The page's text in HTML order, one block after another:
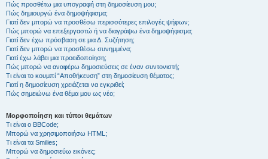
Πώς προσθέτω μια υπογραφή στη δημοσίευση μου;
Πώς δημιουργώ ένα δημοψήφισμα;
Γιατί δεν μπορώ να προσθέσω περισσότερες επιλογές ψήφων;
Πώς μπορώ να επεξεργαστώ ή να διαγράψω ένα δημοψήφισμα;
Γιατί δεν έχω πρόσβαση σε μια Δ. Συζήτηση;
Γιατί δεν μπορώ να προσθέσω συνημμένα;
Γιατί έχω λάβει μια προειδοποίηση;
Πώς μπορώ να αναφέρω δημοσιεύσεις σε έναν συντονιστή;
Τι είναι το κουμπί “Αποθήκευση” στη δημοσίευση θέματος;
Γιατί η δημοσίευση χρειάζεται να εγκριθεί;
Πώς σημειώνω ένα θέμα μου ως νέο;
Μορφοποίηση και τύποι θεμάτων
Τι είναι ο BBCode;
Μπορώ να χρησιμοποιήσω HTML;
Τι είναι τα Smilies;
Μπορώ να δημοσιεύω εικόνες;